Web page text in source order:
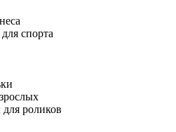
спорта
роликов